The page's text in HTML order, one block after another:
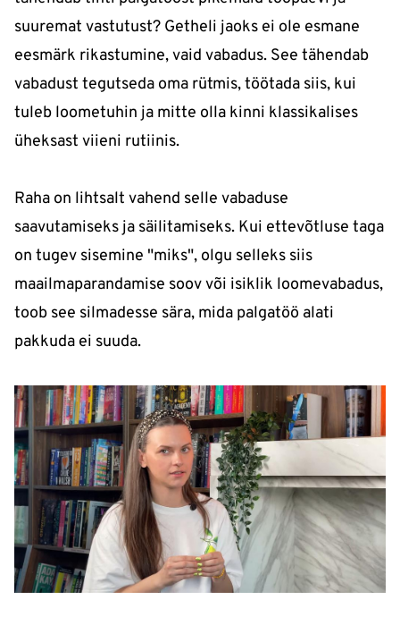
suuremat vastutust? Getheli jaoks ei ole esmane
eesmärk rikastumine, vaid vabadus. See tähendab
vabadust tegutseda oma rütmis, töötada siis, kui
tuleb loometuhin ja mitte olla kinni klassikalises
üheksast viieni rutiinis.
Raha on lihtsalt vahend selle vabaduse
saavutamiseks ja säilitamiseks. Kui ettevõtluse taga
on tugev sisemine "miks", olgu selleks siis
maailmaparandamise soov või isiklik loomevabadus,
toob see silmadesse sära, mida palgatöö alati
pakkuda ei suuda.